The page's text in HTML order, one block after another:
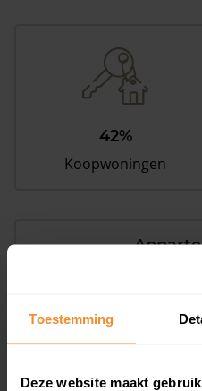
Toestemming
Deze website maakt
42%
Koopwoningen
aandeel van